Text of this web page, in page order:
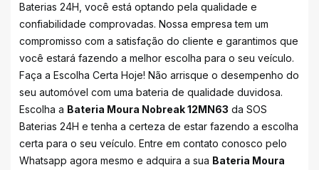
Baterias 24H, você está optando pela qualidade e
confiabilidade comprovadas. Nossa empresa tem um
compromisso com a satisfação do cliente e garantimos que
você estará fazendo a melhor escolha para o seu veículo.
Faça a Escolha Certa Hoje! Não arrisque o desempenho do
seu automóvel com uma bateria de qualidade duvidosa.
Escolha a Bateria Moura Nobreak 12MN63 da SOS
Baterias 24H e tenha a certeza de estar fazendo a escolha
certa para o seu veículo. Entre em contato conosco pelo
Whatsapp agora mesmo e adquira a sua Bateria Moura